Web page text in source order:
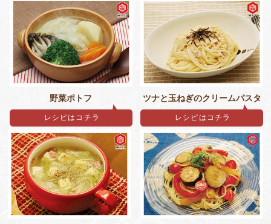
野菜ポトフ
レシピはコチラ
ツナと玉ねぎのクリームパスタ
レシピはコチラ